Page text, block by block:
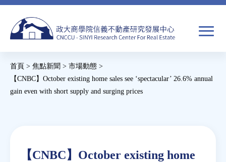
Jump
navigation
搜
尋
搜
尋
您
在
首頁 > 焦點新聞 > 市場動態 >
【CNBC】October existing home sales see ‘spectacular’ 26.6% annual
gain even with short supply and surging prices
Back
【CNBC】October existing home